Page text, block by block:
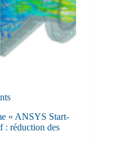
« ANSYS Start-
: réduction des